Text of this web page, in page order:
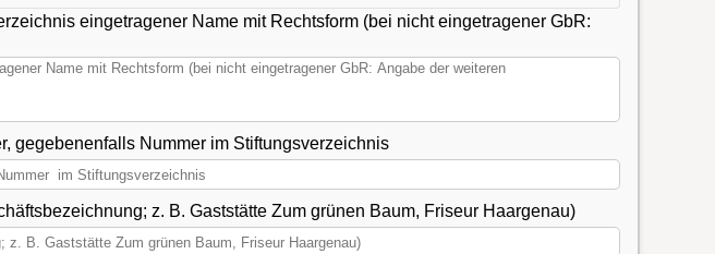
eingetragener Name mit Rechtsform (bei nicht eingetragener GbR:
2 Ort und Nummer des Eintrages im Handels-, Genossenschafts- oder Vereinsregister, gegebenenfalls Nummer im Stiftungsverzeichnis
z. B. Gaststätte Zum grünen Baum, Friseur Haargenau)